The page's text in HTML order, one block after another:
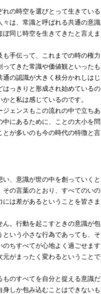
の時空を選びとって生きている
は、常識と呼ばれる共通の意識
同じ時空を生きてきたと言えま
手伝って、これまでの時の権力
てきた常識や価値観といったも
の認識が大きく枝分かれしはじ
っきりと形成され始めているの
と私は感じているのです。
ェンスもこの流れの中で立ちあ
にあるために、ことの大小を問
が多いのも今の時代の特徴と言
、意識が世の中を創っていくと
の言葉のとおり、すべてのいの
は差があるということを皆さま
。行動を起こすときの意識が包
いう小さな行為であっても、そ
ちすべてが心地よく過ごせます
がまったく変わるということで
のすべてを自分と捉える意識だ
しか包み込むことはできないも